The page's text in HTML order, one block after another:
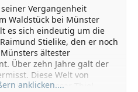
Vergangenheit
Waldstück bei Münster
es sich eindeutig um die
Stielike, den er noch
ältester
Über zehn Jahre galt der
Diese Welt von
ist Kommissar Thiel
anklicken....